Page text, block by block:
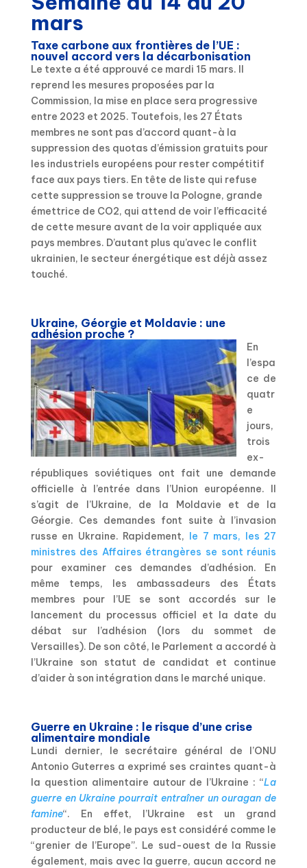
mars
Taxe carbone aux frontières de l’UE :
nouvel accord vers la décarbonisation
Le texte a été approuvé ce mardi 15 mars. Il
reprend les mesures proposées par la
Commission, la mise en place sera progressive
entre 2023 et 2025. Toutefois, les 27 États
membres ne sont pas d’accord quant-à la
suppression des quotas d’émission gratuits pour
les industriels européens pour rester compétitif
face aux pays tiers. En tête de liste qui refuse
cette suppression se trouve la Pologne, grande
émettrice de CO2, qui attend de voir l’efficacité
de cette mesure avant de la voir appliquée aux
pays membres. D’autant plus qu’avec le conflit
ukrainien, le secteur énergétique est déjà assez
touché.
Ukraine, Géorgie et Moldavie : une
adhésion proche ?
En
l’espa
ce de
quatr
e
jours,
trois
ex-
républiques soviétiques ont fait une demande
officielle à l’entrée dans l’Union européenne. Il
s’agit de l’Ukraine, de la Moldavie et de la
Géorgie. Ces demandes font suite à l’invasion
russe en Ukraine. Rapidement, le 7 mars, les 27
ministres des Affaires étrangères se sont réunis
pour examiner ces demandes d’adhésion. En
même temps, les ambassadeurs des États
membres pour l’UE se sont accordés sur le
lancement du processus officiel et la date du
débat sur l’adhésion (lors du sommet de
Versailles). De son côté, le Parlement a accordé à
l’Ukraine son statut de candidat et continue
d’aider à son intégration dans le marché unique.
Guerre en Ukraine : le risque d’une crise
alimentaire mondiale
Lundi dernier, le secrétaire général de l’ONU
Antonio Guterres a exprimé ses craintes quant-à
la question alimentaire autour de l’Ukraine : “La
guerre en Ukraine pourrait entraîner un ouragan de
famine“. En effet, l’Ukraine est un grand
producteur de blé, le pays est considéré comme le
“grenier de l’Europe”. Le sud-ouest de la Russie
également, mais avec la guerre, aucun accord ne